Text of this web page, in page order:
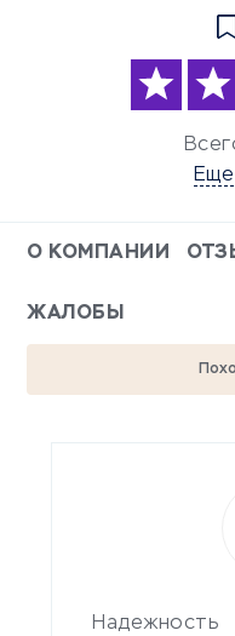
О КОМПАНИИ
ЖАЛОБЫ
Надежность